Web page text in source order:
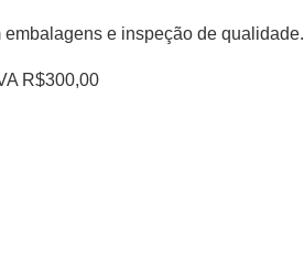
e inspeção de qualidade.
R$300,00